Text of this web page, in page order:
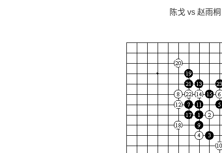
陈戈 vs 赵雨